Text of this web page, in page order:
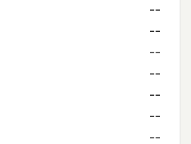
--
--
--
--
--
--
--